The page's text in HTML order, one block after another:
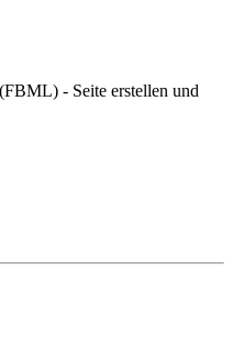
- Seite erstellen und